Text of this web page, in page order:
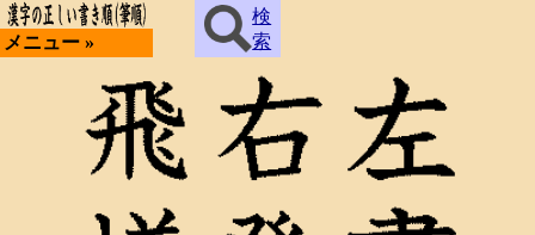
メニュー »
検
索